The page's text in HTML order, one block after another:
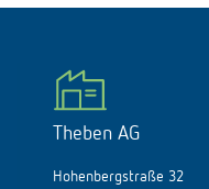
Theben AG
Hohenbergstraße 32